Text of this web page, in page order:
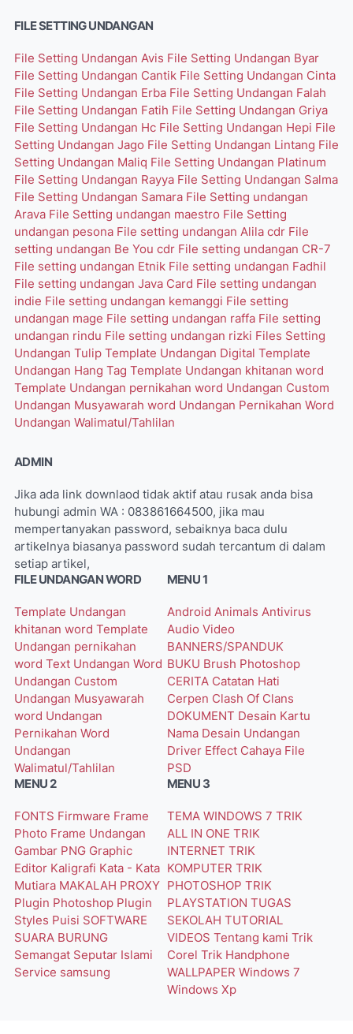
FILE SETTING UNDANGAN
File Setting Undangan Avis File Setting Undangan Byar
File Setting Undangan Cantik File Setting Undangan Cinta
File Setting Undangan Erba File Setting Undangan Falah
File Setting Undangan Fatih File Setting Undangan Griya
File Setting Undangan Hc File Setting Undangan Hepi File
Setting Undangan Jago File Setting Undangan Lintang File
Setting Undangan Maliq File Setting Undangan Platinum
File Setting Undangan Rayya File Setting Undangan Salma
File Setting Undangan Samara File Setting undangan
Arava File Setting undangan maestro File Setting
undangan pesona File setting undangan Alila cdr File
setting undangan Be You cdr File setting undangan CR-7
File setting undangan Etnik File setting undangan Fadhil
File setting undangan Java Card File setting undangan
indie File setting undangan kemanggi File setting
undangan mage File setting undangan raffa File setting
undangan rindu File setting undangan rizki Files Setting
Undangan Tulip Template Undangan Digital Template
Undangan Hang Tag Template Undangan khitanan word
Template Undangan pernikahan word Undangan Custom
Undangan Musyawarah word Undangan Pernikahan Word
Undangan Walimatul/Tahlilan
ADMIN
Jika ada link downlaod tidak aktif atau rusak anda bisa
hubungi admin WA : 083861664500, jika mau
mempertanyakan password, sebaiknya baca dulu
artikelnya biasanya password sudah tercantum di dalam
setiap artikel,
FILE UNDANGAN WORD
Template Undangan
khitanan word Template
Undangan pernikahan
word Text Undangan Word
Undangan Custom
Undangan Musyawarah
word Undangan
Pernikahan Word
Undangan
Walimatul/Tahlilan
MENU 1
Android Animals Antivirus
Audio Video
BANNERS/SPANDUK
BUKU Brush Photoshop
CERITA Catatan Hati
Cerpen Clash Of Clans
DOKUMENT Desain Kartu
Nama Desain Undangan
Driver Effect Cahaya File
PSD
MENU 2
FONTS Firmware Frame
Photo Frame Undangan
Gambar PNG Graphic
Editor Kaligrafi Kata - Kata
Mutiara MAKALAH PROXY
Plugin Photoshop Plugin
Styles Puisi SOFTWARE
SUARA BURUNG
Semangat Seputar Islami
Service samsung
MENU 3
TEMA WINDOWS 7 TRIK
ALL IN ONE TRIK
INTERNET TRIK
KOMPUTER TRIK
PHOTOSHOP TRIK
PLAYSTATION TUGAS
SEKOLAH TUTORIAL
VIDEOS Tentang kami Trik
Corel Trik Handphone
WALLPAPER Windows 7
Windows Xp